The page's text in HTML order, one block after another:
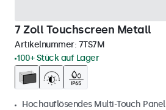
7 Zoll Touchscreen Metall
Artikelnummer: 7TS7M
100+ Stück auf Lager
Hochauflösendes Multi-Touch Panel